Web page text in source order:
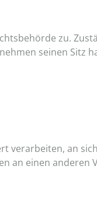
zu.
seinen Sitz
verarbeiten, an
an einen anderen